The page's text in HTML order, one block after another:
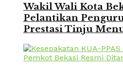
Wakil Wali Kota
Pelantikan
Prestasi Tinju